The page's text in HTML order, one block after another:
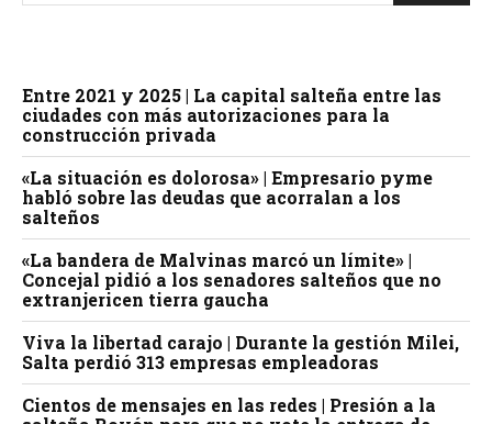
Entre 2021 y 2025 | La capital salteña entre las
ciudades con más autorizaciones para la
construcción privada
«La situación es dolorosa» | Empresario pyme
habló sobre las deudas que acorralan a los
salteños
«La bandera de Malvinas marcó un límite» |
Concejal pidió a los senadores salteños que no
extranjericen tierra gaucha
Viva la libertad carajo | Durante la gestión Milei,
Salta perdió 313 empresas empleadoras
Cientos de mensajes en las redes | Presión a la